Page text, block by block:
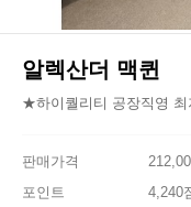
알렉산더 맥퀸
★하이퀄리티 공장직영
판매가격
포인트
4,240